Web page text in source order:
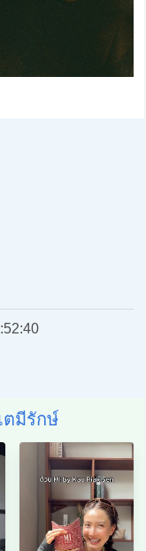
ตมีรักษ์